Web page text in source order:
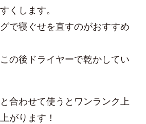
くします。
で寝ぐせを直すのがおすすめ
の後ドライヤーで乾かしてい
合わせて使うとワンランク上
がります！